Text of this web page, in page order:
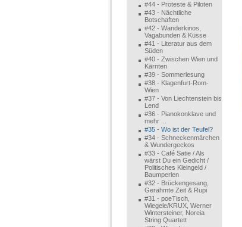
#44 - Proteste & Piloten
#43 - Nächtliche
Botschaften
#42 - Wanderkinos,
Vagabunden & Küsse
#41 - Literatur aus dem
Süden
#40 - Zwischen Wien und
Kärnten
#39 - Sommerlesung
#38 - Klagenfurt-Rom-
Wien
#37 - Von Liechtenstein bis
Lend
#36 - Pianokonklave und
mehr ...
#35 - Wo ist der Teufel?
#34 - Schneckenmärchen
& Wundergeckos
#33 - Café Satie / Als
wärst Du ein Gedicht /
Politisches Kleingeld /
Baumperlen
#32 - Brückengesang,
Gerahmte Zeit & Rupi
#31 - poeTisch,
Wiegele/KRUX, Werner
Wintersteiner, Noreia
String Quartett